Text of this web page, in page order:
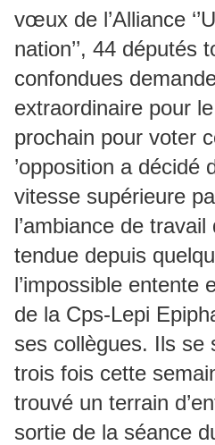
vœux de l’Alliance
nation’’, 44 députés
confondues
extraordinaire pour
prochain pour voter
’opposition a décidé
vitesse supérieure
l’ambiance de
tendue depuis
l’impossible entente
de la Cps-Lepi
ses collègues. Ils se
trois fois cette
trouvé un terrain
sortie de la séance